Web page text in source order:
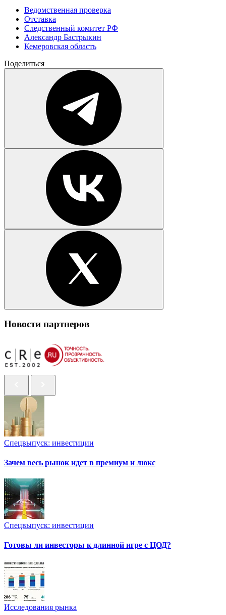
Ведомственная проверка
Отставка
Следственный комитет РФ
Александр Бастрыкин
Кемеровская область
Поделиться
Новости партнеров
Спецвыпуск: инвестиции
Зачем весь рынок идет в премиум и люкс
Спецвыпуск: инвестиции
Готовы ли инвесторы к длинной игре с ЦОД?
Исследования рынка